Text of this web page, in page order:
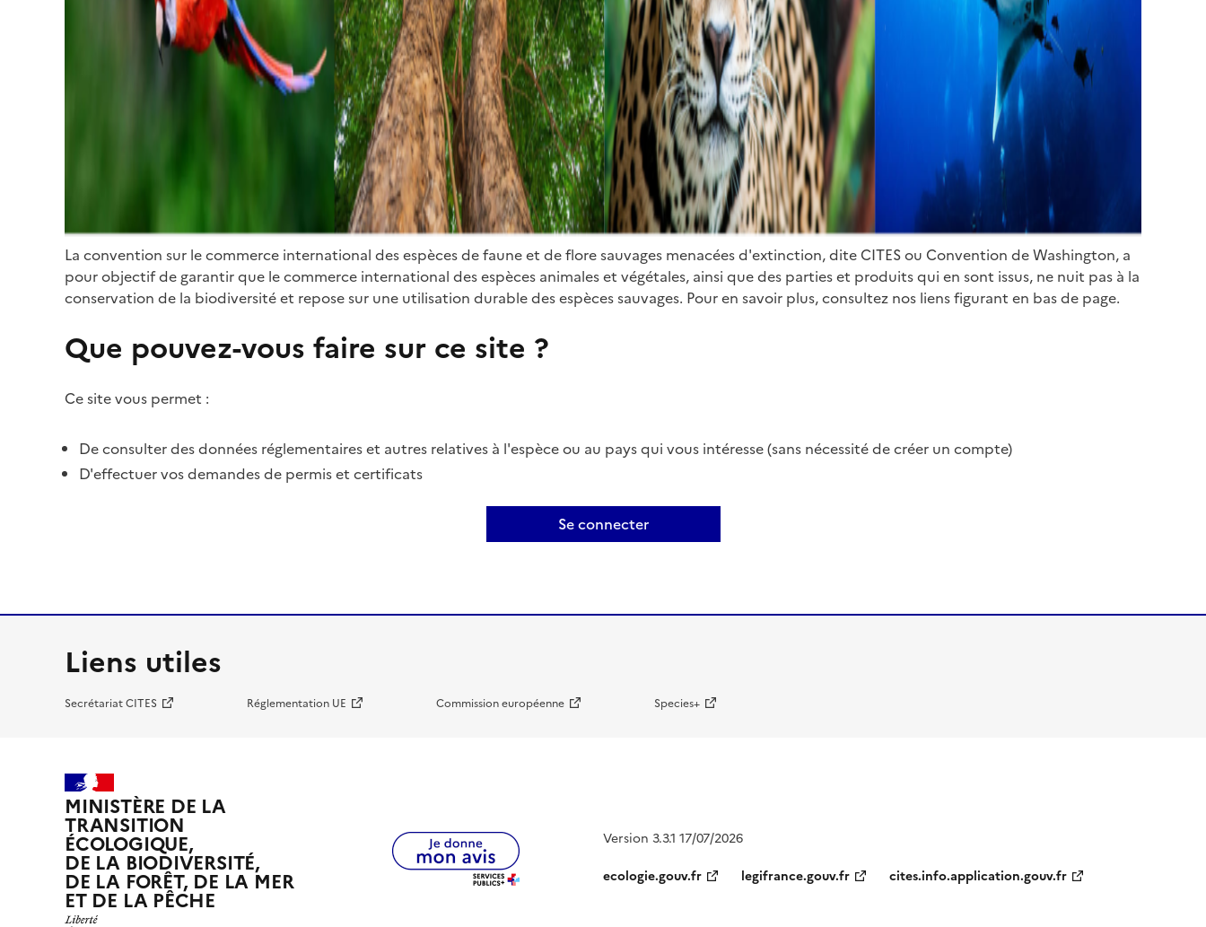
La convention sur le commerce international des espèces de faune et de flore sauvages menacées d'extinction, dite CITES ou Convention de Washington, a
pour objectif de garantir que le commerce international des espèces animales et végétales, ainsi que des parties et produits qui en sont issus, ne nuit pas à la
conservation de la biodiversité et repose sur une utilisation durable des espèces sauvages. Pour en savoir plus, consultez nos liens figurant en bas de page.
Que pouvez-vous faire sur ce site ?
Ce site vous permet :
De consulter des données réglementaires et autres relatives à l'espèce ou au pays qui vous intéresse (sans nécessité de créer un compte)
D'effectuer vos demandes de permis et certificats
Se connecter
Liens utiles
Secrétariat CITES Réglementation UE Commission européenne Species+
MINISTÈRE DE LA
TRANSITION
ÉCOLOGIQUE,
DE LA BIODIVERSITÉ,
DE LA FORÊT, DE LA MER
ET DE LA PÊCHE
Version 3.3.1 17/07/2026
ecologie.gouv.fr
legifrance.gouv.fr cites.info.application.gouv.fr